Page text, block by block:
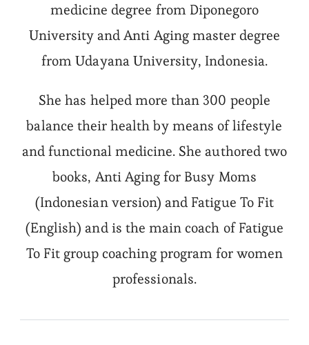
medicine degree from Diponegoro
University and Anti Aging master degree
from Udayana University, Indonesia.
She has helped more than 300 people
balance their health by means of lifestyle
and functional medicine. She authored two
books, Anti Aging for Busy Moms
(Indonesian version) and Fatigue To Fit
(English) and is the main coach of Fatigue
To Fit group coaching program for women
professionals.